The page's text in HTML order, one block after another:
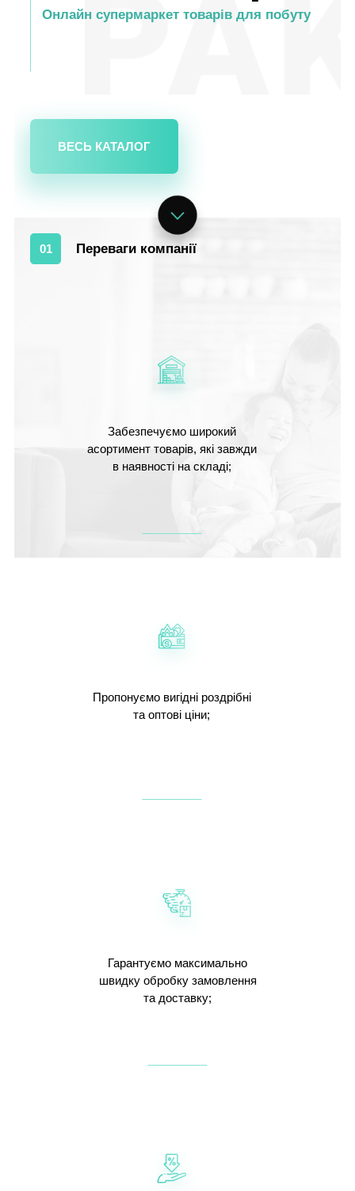
Онлайн супермаркет товарів для побуту
ВЕСЬ КАТАЛОГ
01 Переваги компанії
Забезпечуємо широкий
асортимент товарів, які завжди
в наявності на складі;
Пропонуємо вигідні роздрібні
та оптові ціни;
Гарантуємо максимально
швидку обробку замовлення
та доставку;